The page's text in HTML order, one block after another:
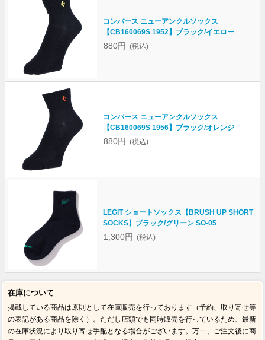
コンバース ニューアンクルソックス
【CB160069S 1952】ブラック/イエロー
880円 (税込)
コンバース ニューアンクルソックス
【CB160069S 1956】ブラック/オレンジ
880円 (税込)
LEGIT ショートソックス【BRUSH UP SHORT
SOCKS】ブラック/グリーン SO-05
1,300円 (税込)
在庫について
掲載している商品は原則として在庫販売を行っております（予約、取り寄せ等
の表記がある商品を除く）。ただし店頭でも同時販売を行っているため、最新
の在庫状況により取り寄せ手配となる場合がございます。万一、ご注文後に商